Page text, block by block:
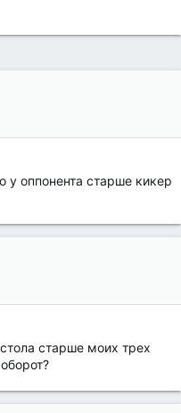
у оппонента старше кикер
старше моих трех